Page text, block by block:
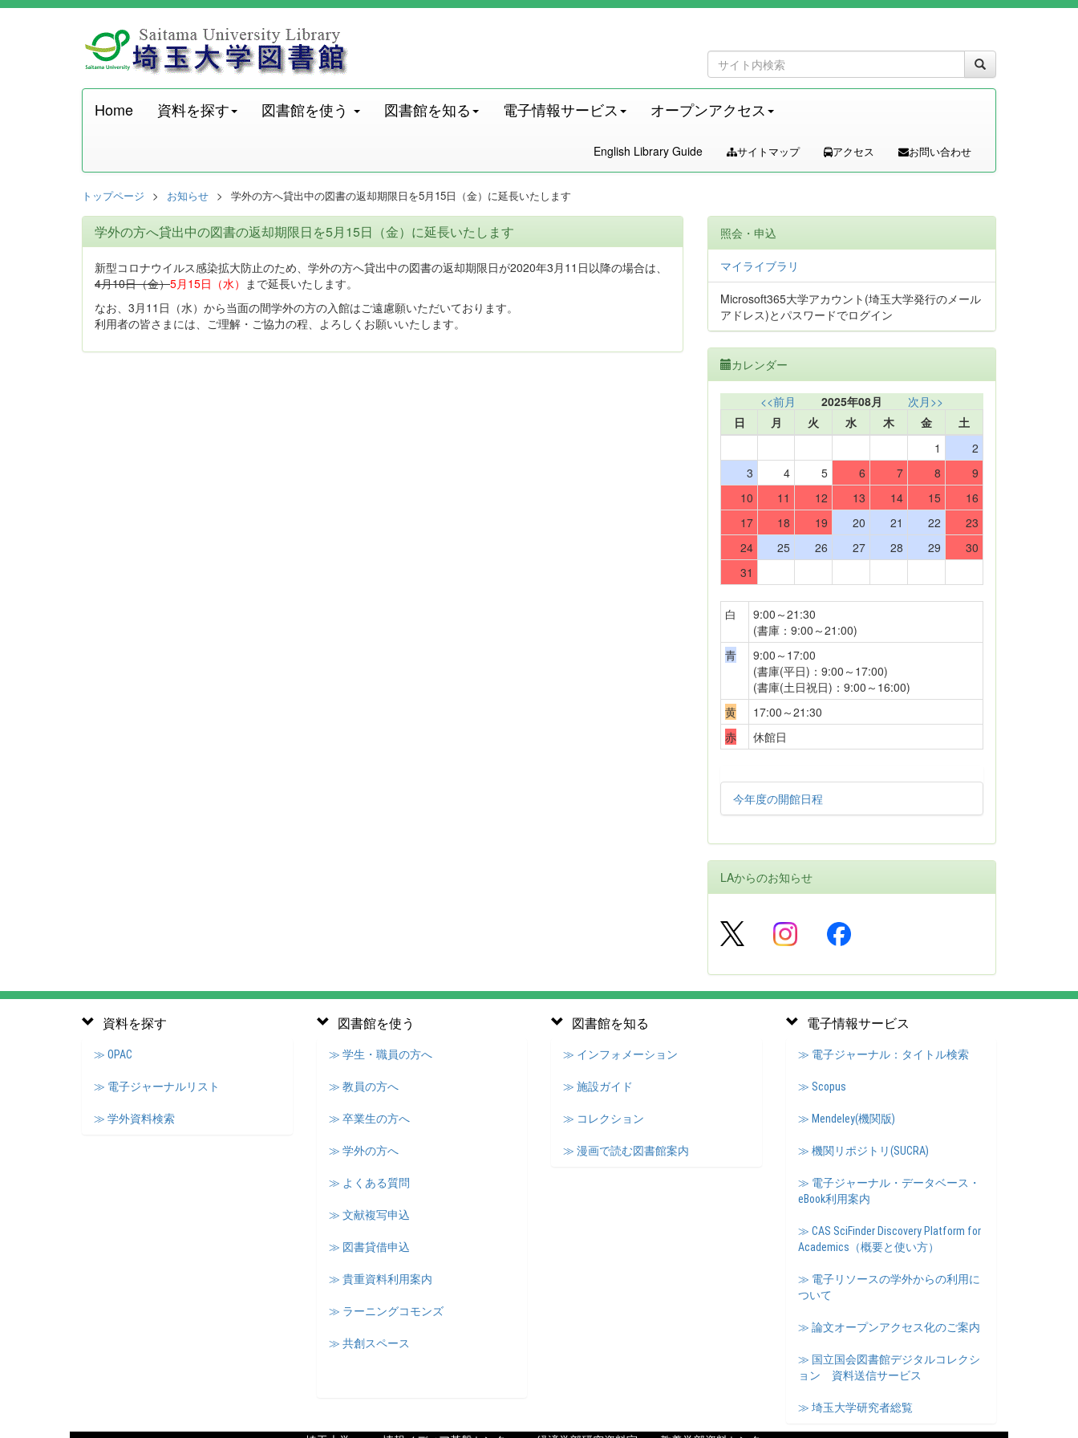
Home 資料を探す 図書館を使う 図書館を知る 電子情報サービス オープンアクセス
English Library Guide サイトマップ アクセス お問い合わせ
トップページ お知らせ 学外の方へ貸出中の図書の返却期限日を5月15日（金）に延長いたします
学外の方へ貸出中の図書の返却期限日を5月15日（金）に延長いたします
新型コロナウイルス感染拡大防止のため、学外の方へ貸出中の図書の返却期限日が2020年3月11日以降の場合は、
4月10日（金）5月15日（水） まで延長いたします。
なお、3月11日（水）から当面の間学外の方の入館はご遠慮願いただいております。
利用者の皆さまには、ご理解・ご協力の程、よろしくお願いいたします。
照会・申込
マイライブラリ
Microsoft365大学アカウント(埼玉大学発行のメール
アドレス)とパスワードでログイン
カレンダー
<<前月 2025年08月
次月>>
日
月 火 水 木 金
土
1
2
3
4 5 6 7 8
9
10
11 12 13 14 15
16
17
18 19 20 21 22
23
24
25 26 27 28 29
30
31
白
9:00～21:30
(書庫：9:00～21:00)
青
9:00～17:00
(書庫(平日)：9:00～17:00)
(書庫(土日祝日)：9:00～16:00)
黄
17:00～21:30
赤
休館日
今年度の開館日程
LAからのお知らせ
資料を探す
≫ OPAC
≫ 電子ジャーナルリスト
≫ 学外資料検索
図書館を使う
≫ 学生・職員の方へ
≫ 教員の方へ
≫ 卒業生の方へ
≫ 学外の方へ
≫ よくある質問
≫ 文献複写申込
≫ 図書貸借申込
≫ 貴重資料利用案内
≫ ラーニングコモンズ
≫ 共創スペース
図書館を知る
≫ インフォメーション
≫ 施設ガイド
≫ コレクション
≫ 漫画で読む図書館案内
電子情報サービス
≫ 電子ジャーナル：タイトル検索
≫ Scopus
≫ Mendeley(機関版)
≫ 機関リポジトリ(SUCRA)
≫ 電子ジャーナル・データベース・
eBook利用案内
≫ CAS SciFinder Discovery Platform for
Academics（概要と使い方）
≫ 電子リソースの学外からの利用に
ついて
≫ 論文オープンアクセス化のご案内
≫ 国立国会図書館デジタルコレクシ
ョン 資料送信サービス
≫ 埼玉大学研究者総覧